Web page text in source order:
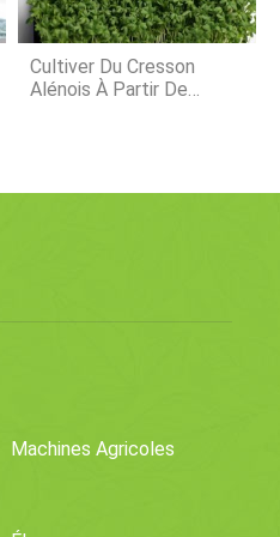
Cultiver Du Cresson
Alénois À Partir De
Machines Agricoles